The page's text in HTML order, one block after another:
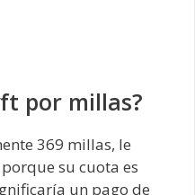
por millas?
369 millas, le
su cuota es
un pago de